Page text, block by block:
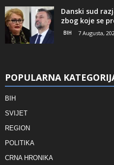
Danski sud
zbog koje se
BIH 7 Augusta,
POPULARNA
BIH
SVIJET
REGION
POLITIKA
CRNA HRONIKA